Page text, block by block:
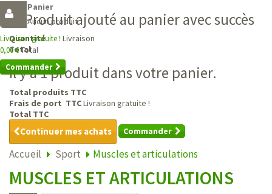
Panier
Aucun produit
Livraison gratuite ! Livraison
0,00 €Total
Commander
Produit ajouté au panier avec succès
Quantité
Total
Il y a 1 produit dans votre panier.
Total produits TTC
Frais de port TTCLivraison gratuite !
Total TTC
Continuer mes achats Commander
Accueil Sport Muscles et articulations
MUSCLES ET ARTICULATIONS